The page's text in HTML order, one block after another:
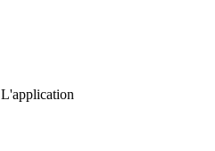
L'application